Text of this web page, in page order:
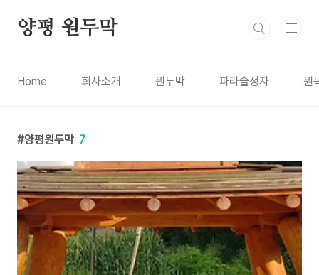
양평 원두막
Home 회사소개 원두막 파라솔정자 원
양평원두막 7